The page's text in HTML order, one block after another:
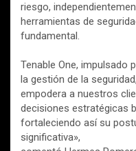
riesgo,
herramientas de
fundamental.
Tenable One, impulsado
la gestión de la
empodera a nuestros
decisiones estratégicas
fortaleciendo así su
significativa»,